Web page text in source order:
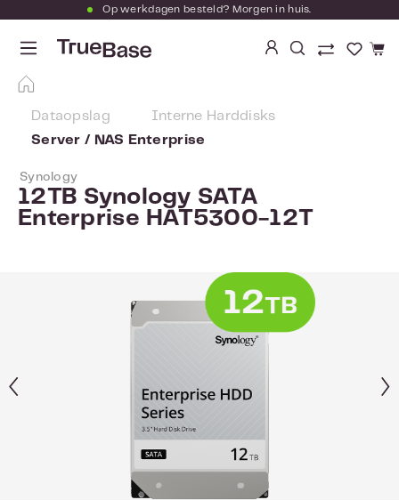
Ga naar de hoofdinhoud
Op werkdagen besteld? Morgen in huis.
Je
Dataopslag
Interne Harddisks
Server / NAS Enterprise
Synology
12TB Synology SATA
Enterprise HAT5300-12T